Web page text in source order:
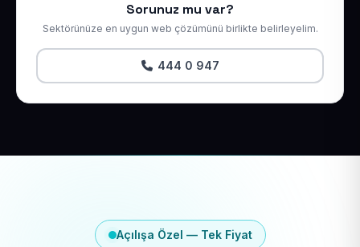
Sorunuz mu var?
Sektörünüze en uygun web çözümünü birlikte belirleyelim.
444 0 947
Açılışa Özel — Tek Fiyat